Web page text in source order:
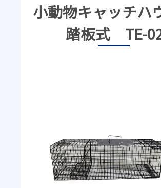
小動物キャッチハ
踏板式 TE-